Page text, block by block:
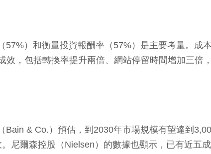
）和衡量投資報酬率（57%）是主要考量。成
，包括轉換率提升兩倍、網站停留時間增加三倍
& Co.）預估，到2030年市場規模有望達到
尼爾森控股（Nielsen）的數據也顯示，已有近五